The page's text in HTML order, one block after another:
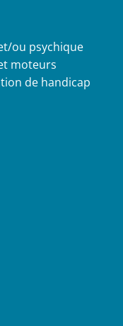
ou psychique
moteurs
de handicap